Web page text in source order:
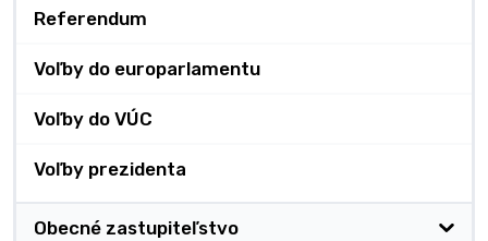
Referendum
Voľby do europarlamentu
Voľby do VÚC
Voľby prezidenta
Obecné zastupiteľstvo